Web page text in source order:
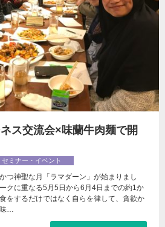
ス交流会×味蘭牛肉麺で開
セミナー・イベント
つ神聖な月「ラマダーン」が始まりまし
クに重なる5月5日から6月4日までの約1か
をするだけではなく自らを律して、貪欲か
味…